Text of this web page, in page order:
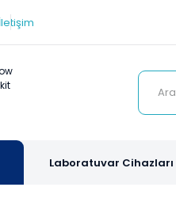
İletişim
Laboratuvar Cihazları